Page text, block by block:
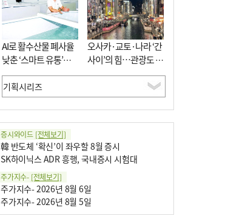
AI로 활수산물 폐사율
낮춘 ‘스마트 유통’…
사막·산악지대 수출
도전
오사카·교토·나라 ‘간
사이’의 힘…관광도 뭉
쳐야 흥한다
증시와이드 [전체보기]
韓 반도체 ‘확신’이 좌우할 8월 증시
SK하이닉스 ADR 흥행, 국내증시 시험대
주가지수- [전체보기]
주가지수- 2026년 8월 6일
주가지수- 2026년 8월 5일